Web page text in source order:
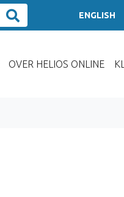
ENGLISH
OVER HELIOS ONLINE